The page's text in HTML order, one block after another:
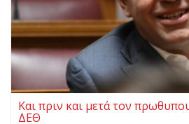
Και πριν και μετά τον
ΔΕΘ